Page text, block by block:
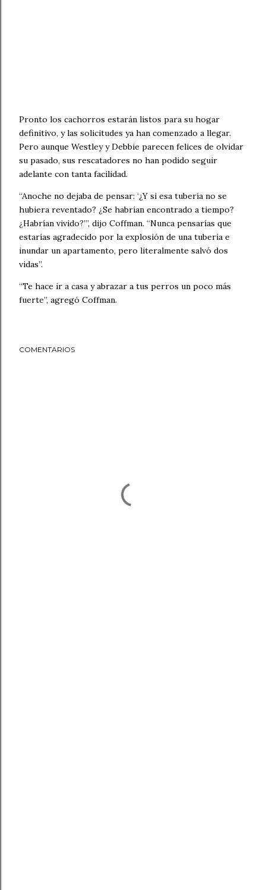
Pronto los cachorros estarán listos para su hogar
definitivo, y las solicitudes ya han comenzado a llegar.
Pero aunque Westley y Debbie parecen felices de olvidar
su pasado, sus rescatadores no han podido seguir
adelante con tanta facilidad.
“Anoche no dejaba de pensar: ‘¿Y si esa tubería no se
hubiera reventado? ¿Se habrían encontrado a tiempo?
¿Habrían vivido?’”, dijo Coffman. “Nunca pensarías que
estarías agradecido por la explosión de una tubería e
inundar un apartamento, pero literalmente salvó dos
vidas”.
“Te hace ir a casa y abrazar a tus perros un poco más
fuerte”, agregó Coffman.
COMENTARIOS